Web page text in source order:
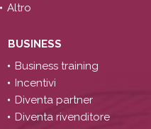
Altro
BUSINESS
Business training
Incentivi
Diventa partner
Diventa rivenditore